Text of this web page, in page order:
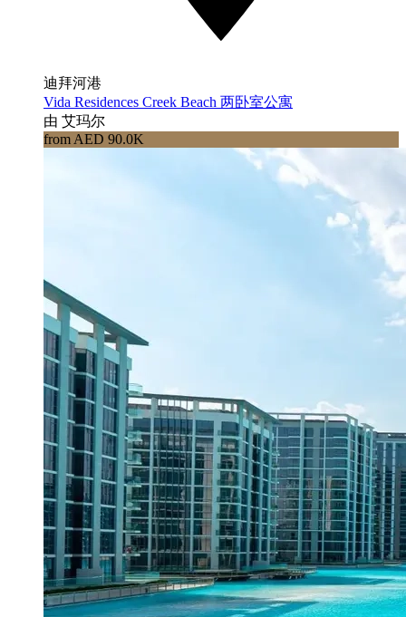
迪拜河港
Vida Residences Creek Beach 两卧室公寓
由 艾玛尔
from AED 90.0K